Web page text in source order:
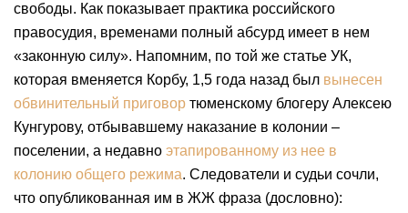
свободы. Как показывает практика российского
правосудия, временами полный абсурд имеет в нем
«законную силу». Напомним, по той же статье УК,
которая вменяется Корбу, 1,5 года назад был вынесен
обвинительный приговор тюменскому блогеру Алексею
Кунгурову, отбывавшему наказание в колонии –
поселении, а недавно этапированному из нее в
колонию общего режима. Следователи и судьи сочли,
что опубликованная им в ЖЖ фраза (дословно):